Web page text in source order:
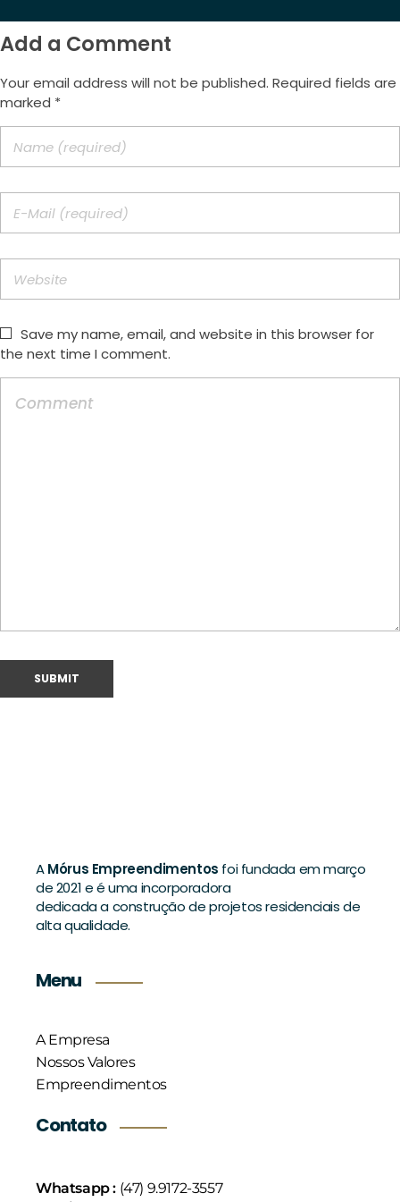
Add a Comment
Your email address will not be published. Required fields are
marked *
Save my name, email, and website in this browser for
the next time I comment.
AMórus Empreendimentos foi fundada em março
de 2021 e é uma incorporadora
dedicada a construção de projetos residenciais de
alta qualidade.
Menu
A Empresa
Nossos Valores
Empreendimentos
Contato
Whatsapp : (47) 9.9172-3557